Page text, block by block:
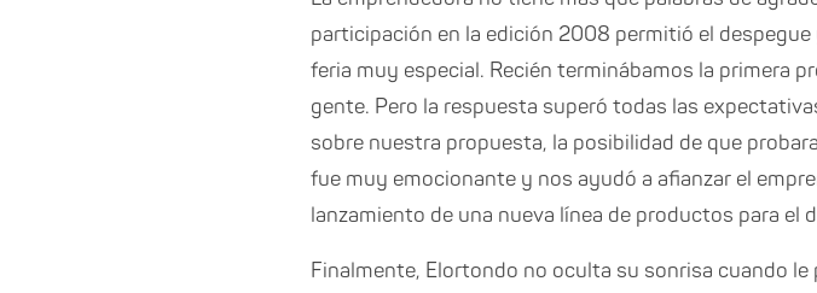
participación en la edición 2008 permitió el
feria muy especial. Recién terminábamos la primera
gente. Pero la respuesta superó todas las
sobre nuestra propuesta, la posibilidad de que
fue muy emocionante y nos ayudó a afianzar el
lanzamiento de una nueva línea de productos para el
Finalmente, Elortondo no oculta su sonrisa cuando